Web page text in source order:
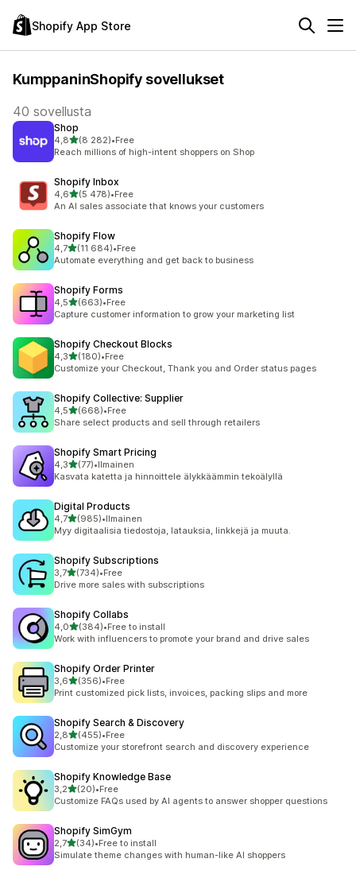
Shopify App Store
KumppaninShopify sovellukset
40 sovellusta
Shop
4,8/ 5 tähteä
(8 282)
8282 arvostelua yhteensä
•Free
Reach millions of high-intent shoppers on Shop
Shopify Inbox
4,6/ 5 tähteä
(5 478)
5478 arvostelua yhteensä
•Free
An AI sales associate that knows your customers
Shopify Flow
4,7/ 5 tähteä
(11 684)
11684 arvostelua yhteensä
•Free
Automate everything and get back to business
Shopify Forms
4,5/ 5 tähteä
(663)
663 arvostelua yhteensä
•Free
Capture customer information to grow your marketing list
Shopify Checkout Blocks
4,3/ 5 tähteä
(180)
180 arvostelua yhteensä
•Free
Customize your Checkout, Thank you and Order status pages
Shopify Collective: Supplier
4,5/ 5 tähteä
(668)
668 arvostelua yhteensä
•Free
Share select products and sell through retailers
Shopify Smart Pricing
4,3/ 5 tähteä
(77)
77 arvostelua yhteensä
•Ilmainen
Kasvata katetta ja hinnoittele älykkäämmin tekoälyllä
Digital Products
4,7/ 5 tähteä
(985)
985 arvostelua yhteensä
•Ilmainen
Myy digitaalisia tiedostoja, latauksia, linkkejä ja muuta.
Shopify Subscriptions
3,7/ 5 tähteä
(734)
734 arvostelua yhteensä
•Free
Drive more sales with subscriptions
Shopify Collabs
4,0/ 5 tähteä
(384)
384 arvostelua yhteensä
•Free to install
Work with influencers to promote your brand and drive sales
Shopify Order Printer
3,6/ 5 tähteä
(356)
356 arvostelua yhteensä
•Free
Print customized pick lists, invoices, packing slips and more
Shopify Search & Discovery
2,8/ 5 tähteä
(455)
455 arvostelua yhteensä
•Free
Customize your storefront search and discovery experience
Shopify Knowledge Base
3,2/ 5 tähteä
(20)
20 arvostelua yhteensä
•Free
Customize FAQs used by AI agents to answer shopper questions
Shopify SimGym
2,7/ 5 tähteä
(34)
34 arvostelua yhteensä
•Free to install
Simulate theme changes with human-like AI shoppers